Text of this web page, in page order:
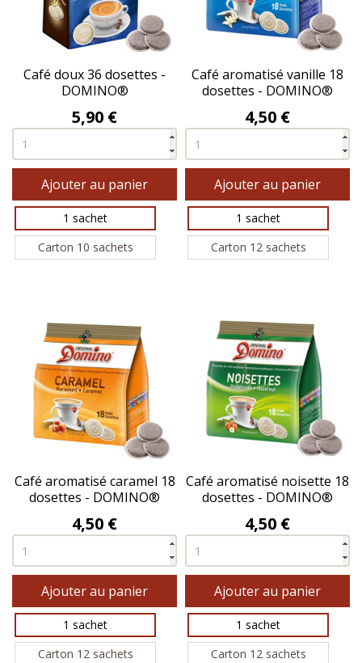
Café doux 36 dosettes -
DOMINO®
Prix
5,90 €
Ajouter au panier
1 sachet
Carton 10 sachets
Café aromatisé vanille 18
dosettes - DOMINO®
Prix
4,50 €
Ajouter au panier
1 sachet
Carton 12 sachets
Café aromatisé caramel 18
dosettes - DOMINO®
Prix
4,50 €
Ajouter au panier
1 sachet
Carton 12 sachets
Café aromatisé noisette 18
dosettes - DOMINO®
Prix
4,50 €
Ajouter au panier
1 sachet
Carton 12 sachets